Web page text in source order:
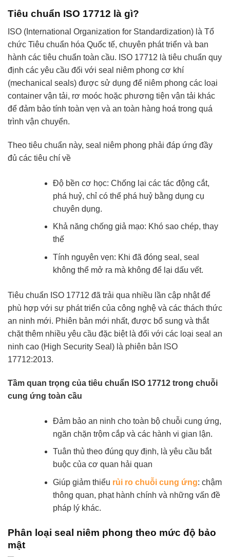
Tiêu chuẩn ISO 17712 là gì?
ISO (International Organization for Standardization) là Tổ
chức Tiêu chuẩn hóa Quốc tế, chuyên phát triển và ban
hành các tiêu chuẩn toàn cầu. ISO 17712 là tiêu chuẩn quy
định các yêu cầu đối với seal niêm phong cơ khí
(mechanical seals) được sử dụng để niêm phong các loại
container vận tải, rơ moóc hoặc phương tiện vận tải khác
để đảm bảo tính toàn vẹn và an toàn hàng hoá trong quá
trình vận chuyển.
Theo tiêu chuẩn này, seal niêm phong phải đáp ứng đầy
đủ các tiêu chí về
Độ bền cơ học: Chống lại các tác động cắt,
phá huỷ, chỉ có thể phá huỷ bằng dụng cụ
chuyên dụng.
Khả năng chống giả mạo: Khó sao chép, thay
thế
Tính nguyên vẹn: Khi đã đóng seal, seal
không thể mở ra mà không để lại dấu vết.
Tiêu chuẩn ISO 17712 đã trải qua nhiều lần cập nhật để
phù hợp với sự phát triển của công nghệ và các thách thức
an ninh mới. Phiên bản mới nhất, được bổ sung và thắt
chặt thêm nhiều yêu cầu đặc biệt là đối với các loại seal an
ninh cao (High Security Seal) là phiên bản ISO
17712:2013.
Tầm quan trọng của tiêu chuẩn ISO 17712 trong chuỗi
cung ứng toàn cầu
Đảm bảo an ninh cho toàn bộ chuỗi cung ứng,
ngăn chặn trộm cắp và các hành vi gian lận.
Tuân thủ theo đúng quy định, là yêu cầu bắt
buộc của cơ quan hải quan
Giúp giảm thiểu rủi ro chuỗi cung ứng: chậm
thông quan, phạt hành chính và những vấn đề
pháp lý khác.
Phân loại seal niêm phong theo mức độ bảo
mật